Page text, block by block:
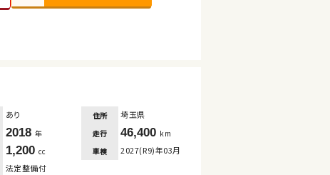
あり 住所 埼玉県
2018 年 走行 46,400 km
1,200 cc 車検 2027(R9)年03月
法定整備付